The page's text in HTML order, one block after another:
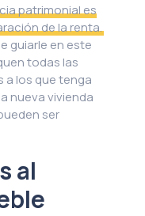
patrimonial es
de la renta.
guiarle en este
todas las
a los que tenga
nueva vivienda
ser
al